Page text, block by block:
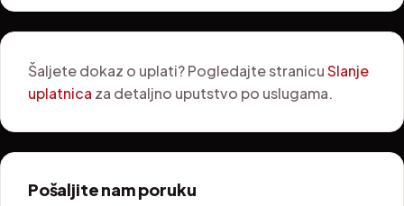
Šaljete dokaz o uplati? Pogledajte stranicuSlanje
uplatnica za detaljno uputstvo po uslugama.
Pošaljite nam poruku